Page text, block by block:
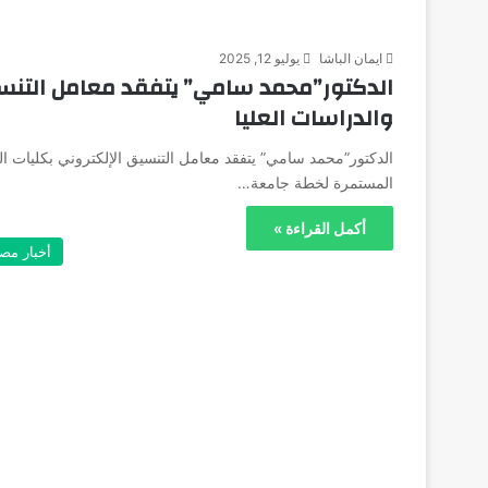
ايمان الباشا يوليو 12, 2025
الدكتور”محمد سامي” يتفقد معامل
والدراسات العليا
الدكتور”محمد سامي” يتفقد معامل التنسيق الإلكتروني بكليات
المستمرة لخطة جامعة…
أكمل القراءة »
أخبار